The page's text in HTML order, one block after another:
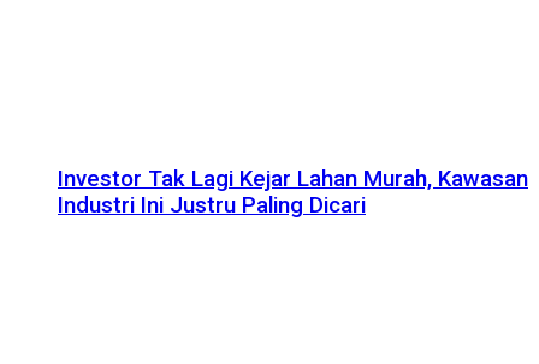
Investor Tak Lagi Kejar Lahan Murah, Kawasan
Industri Ini Justru Paling Dicari